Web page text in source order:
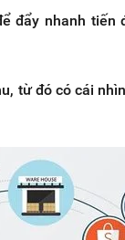
đẩy nhanh tiến
từ đó có cái